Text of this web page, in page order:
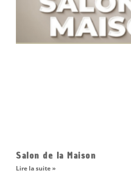
Salon de la Maison
Lire la suite »